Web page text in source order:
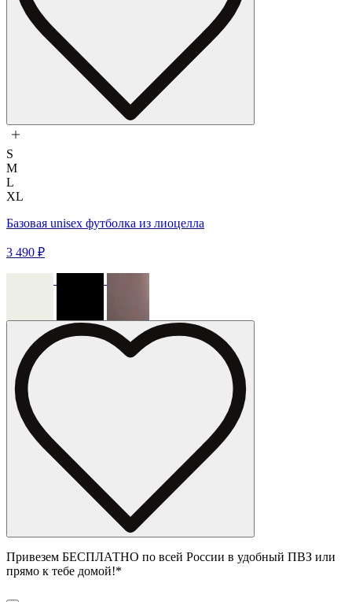
S
M
L
XL
Базовая unisex футболка из лиоцелла
3 490 ₽
Привезем БЕСПЛАТНО по всей России в удобный ПВЗ или
прямо к тебе домой!*